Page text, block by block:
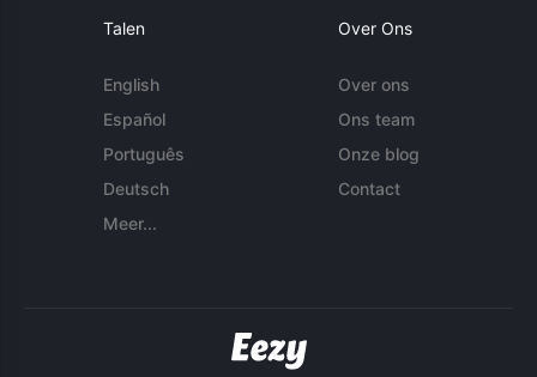
Talen
English
Español
Português
Deutsch
Meer...
Over Ons
Over ons
Ons team
Onze blog
Contact